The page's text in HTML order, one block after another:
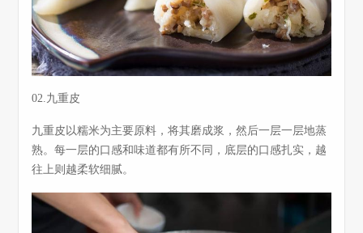
02.九重皮
九重皮以糯米为主要原料，将其磨成浆，然后一层一层地蒸
熟。每一层的口感和味道都有所不同，底层的口感扎实，越
往上则越柔软细腻。